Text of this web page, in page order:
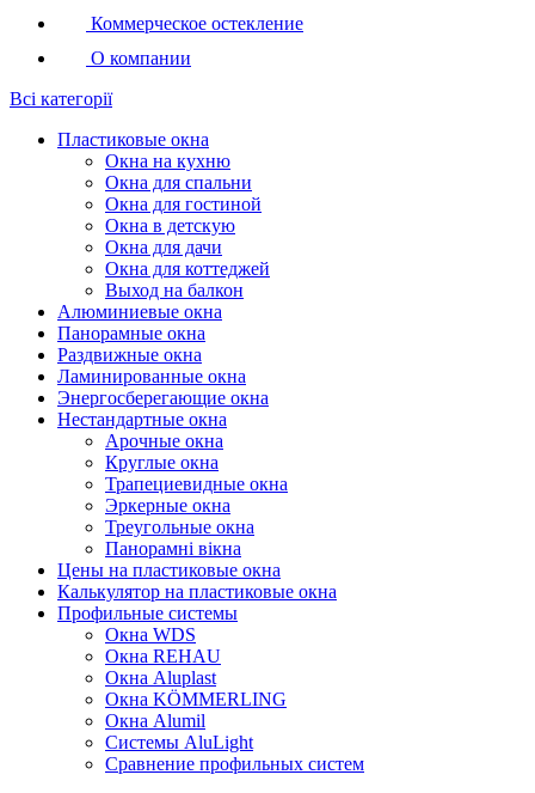
Коммерческое остекление
О компании
Всі категорії
Пластиковые окна
Окна на кухню
Окна для спальни
Окна для гостиной
Окна в детскую
Окна для дачи
Окна для коттеджей
Выход на балкон
Алюминиевые окна
Панорамные окна
Раздвижные окна
Ламинированные окна
Энергосберегающие окна
Нестандартные окна
Арочные окна
Круглые окна
Трапециевидные окна
Эркерные окна
Треугольные окна
Панорамні вікна
Цены на пластиковые окна
Калькулятор на пластиковые окна
Профильные системы
Окна WDS
Окна REHAU
Окна Aluplast
Окна KÖMMERLING
Окна Alumil
Системы AluLight
Сравнение профильных систем